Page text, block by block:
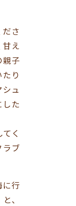
さ
え
子
り
ュ
た
く
ブ
行
、